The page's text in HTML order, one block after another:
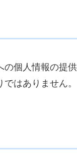
個人情報の提
はありません。